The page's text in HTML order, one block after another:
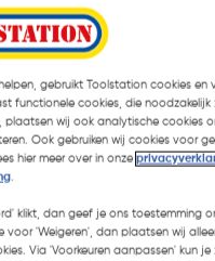
gebruikt Toolstation cookies en
functionele cookies, die noodzakelijk
plaatsen wij ook analytische cookies
Ook gebruiken wij cookies voor
hier meer over in onze
.
klikt, dan geef je ons toestemming
voor 'Weigeren', dan plaatsen wij
Via 'Voorkeuren aanpassen' kun je